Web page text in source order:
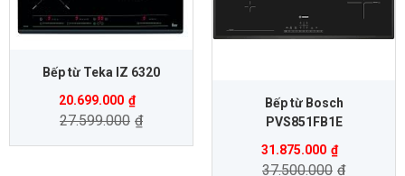
Bếp từ Teka IZ 6320
20.699.000 ₫
27.599.000 ₫
Bếp từ Bosch
PVS851FB1E
31.875.000 ₫
37.500.000 ₫